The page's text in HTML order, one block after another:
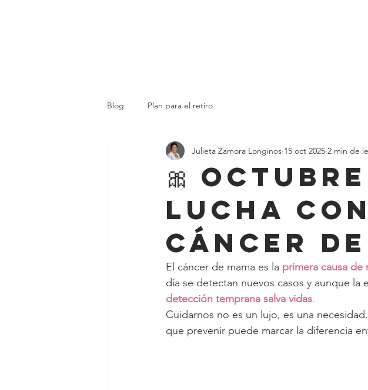
Blog Plan para el retiro
🎀
lucha
cáncer de
Julieta Zamora Longinos 15 oct 2025 2 min de
El cáncer de mama es la primera causa
día se detectan nuevos casos y aunque la
detección temprana salva vidas.
Cuidarnos no es un lujo, es una
que prevenir puede marcar la diferencia